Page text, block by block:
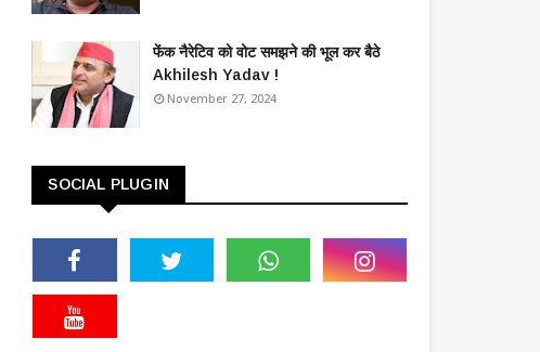
फेंक नैरेटिव को वोट समझने की भूल कर बैठे
Akhilesh Yadav !
November 27, 2024
SOCIAL PLUGIN